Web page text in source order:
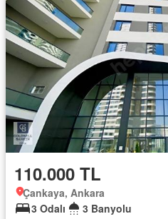
110.000 TL
Çankaya, Ankara
3 Odalı
3 Banyolu